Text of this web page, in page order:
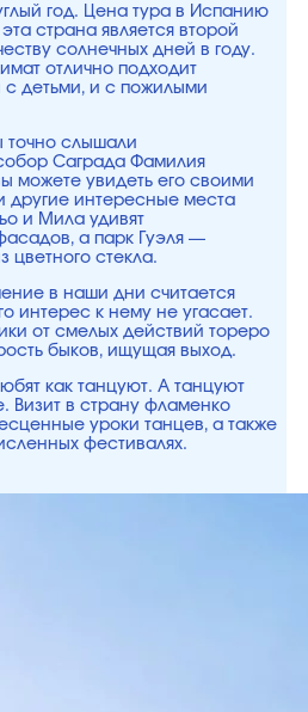
год. Цена тура в Испанию
страна является второй
солнечных дней в году.
отлично подходит
с детьми, и с пожилыми
точно слышали
Саграда Фамилия
можете увидеть его своими
другие интересные места
и Мила удивят
а парк Гуэля —
цветного стекла.
в наши дни считается
интерес к нему не угасает.
от смелых действий тореро
быков, ищущая выход.
как танцуют. А танцуют
Визит в страну фламенко
уроки танцев, а также
фестивалях.